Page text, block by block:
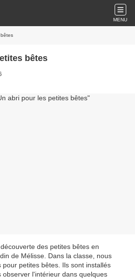
MENU
bêtes
des petites bêtes en
de Mélisse. Dans la classe, nous
petites bêtes. Ils sont installés
l'intérieur dans quelques